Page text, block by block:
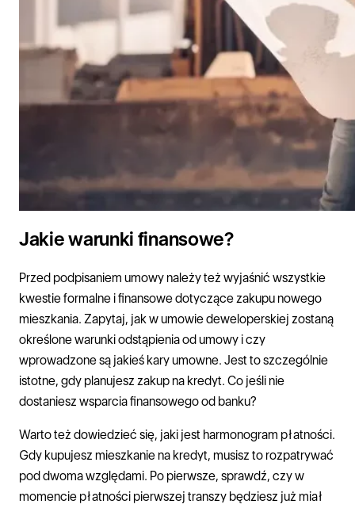
Jakie warunki finansowe?
Przed podpisaniem umowy należy też wyjaśnić wszystkie
kwestie formalne i finansowe dotyczące zakupu nowego
mieszkania. Zapytaj, jak w umowie deweloperskiej zostaną
określone warunki odstąpienia od umowy i czy
wprowadzone są jakieś kary umowne. Jest to szczególnie
istotne, gdy planujesz zakup na kredyt. Co jeśli nie
dostaniesz wsparcia finansowego od banku?
Warto też dowiedzieć się, jaki jest harmonogram płatności.
Gdy kupujesz mieszkanie na kredyt, musisz to rozpatrywać
pod dwoma względami. Po pierwsze, sprawdź, czy w
momencie płatności pierwszej transzy będziesz już miał